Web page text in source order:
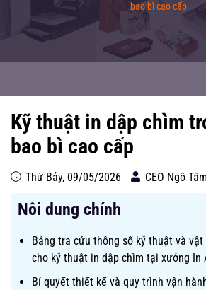
bao bì cao cấp
Kỹ thuật in dập chìm
bao bì cao cấp
Thứ Bảy, 09/05/2026 CEO Ngô Tâm
Nôi dung chính
Bảng tra cứu thông số kỹ thuật và
cho kỹ thuật in dập chìm tại xưởng In
Bí quyết thiết kế và quy trình vận